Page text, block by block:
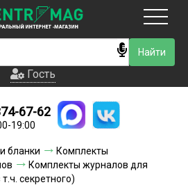
Гость
Новинки
доставки
оплаты
Гость
67-62
19:00
бланки
Комплекты
Комплекты журналов для
секретного)